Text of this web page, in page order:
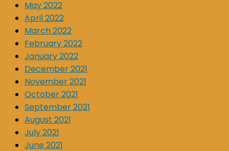
May 2022
April 2022
March 2022
February 2022
January 2022
December 2021
November 2021
October 2021
September 2021
August 2021
July 2021
June 2021